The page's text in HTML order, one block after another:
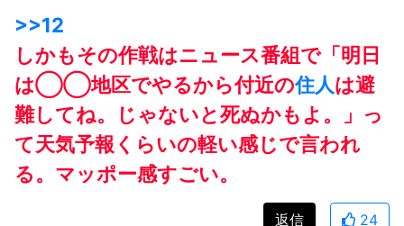
>>12
しかもその作戦はニュース番組で「明日
は◯◯地区でやるから付近の住人は避
難してね。じゃないと死ぬかもよ。」っ
て天気予報くらいの軽い感じで言われ
る。マッポー感すごい。
返信 24